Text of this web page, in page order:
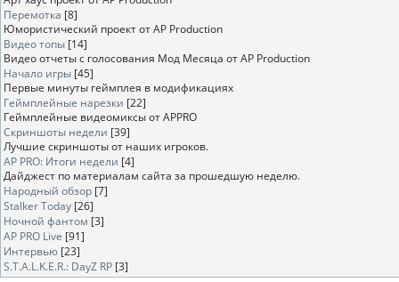
Перемотка [8]
Юмористический проект от AP Production
Видео топы [14]
Видео отчеты с голосования Мод Месяца от AP Production
Начало игры [45]
Первые минуты геймплея в модификациях
Геймплейные нарезки [22]
Геймплейные видеомиксы от APPRO
Скриншоты недели [39]
Лучшие скриншоты от наших игроков.
AP PRO: Итоги недели [4]
Дайджест по материалам сайта за прошедшую неделю.
Народный обзор [7]
Stalker Today [26]
Ночной фантом [3]
AP PRO Live [91]
Интервью [23]
S.T.A.L.K.E.R.: DayZ RP [3]